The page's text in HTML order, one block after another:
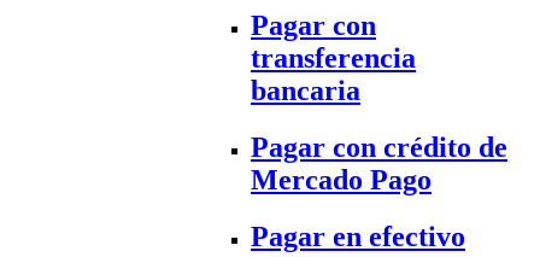
Pagar con
transferencia
bancaria
Pagar con crédito de
Mercado Pago
Pagar en efectivo